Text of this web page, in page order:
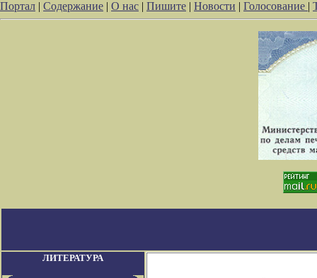
Портал | Содержание | О нас | Пишите | Новости | Голосование |
ЛИТЕРАТУРА